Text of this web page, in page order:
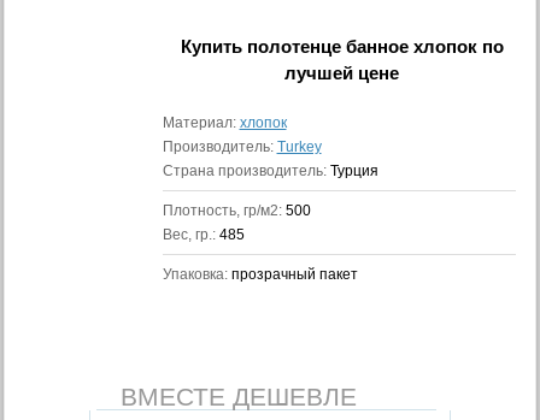
Купить полотенце банное хлопокпо
лучшей цене
Материал: хлопок
Производитель: Turkey
Страна производитель: Турция
Плотность, гр/м2: 500
Вес, гр.: 485
Упаковка: прозрачный пакет
ВМЕСТЕ ДЕШЕВЛЕ